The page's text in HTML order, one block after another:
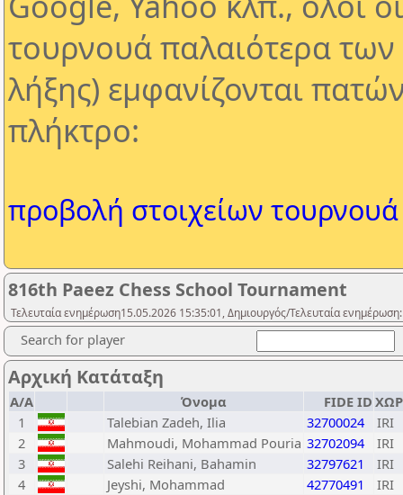
τουρνουά παλαιότερα
λήξης) εμφανίζονται
πλήκτρο:
προβολή στοιχείων τουρνουά
816th Paeez Chess School Tournament
Τελευταία ενημέρωση15.05.2026 15:35:01, Δημιουργός/Τελευταία
Search for player
Αρχική Κατάταξη
Α/Α Όνομα FIDE ID ΧΩΡ
1
Talebian Zadeh, Ilia 32700024
IRI
2
Mahmoudi, Mohammad Pouria 32702094
IRI
3
Salehi Reihani, Bahamin 32797621
IRI
4
Jeyshi, Mohammad 42770491
IRI